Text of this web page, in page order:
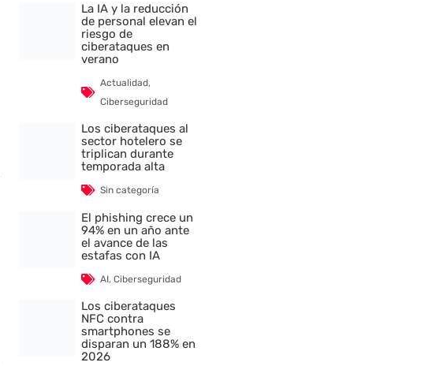
La IA y la reducción
de personal elevan el
riesgo de
ciberataques en
verano
Actualidad,
Ciberseguridad
Los ciberataques al
sector hotelero se
triplican durante
temporada alta
Sin categoría
El phishing crece un
94% en un año ante
el avance de las
estafas con IA
AI,Ciberseguridad
Los ciberataques
NFC contra
smartphones se
disparan un 188% en
2026